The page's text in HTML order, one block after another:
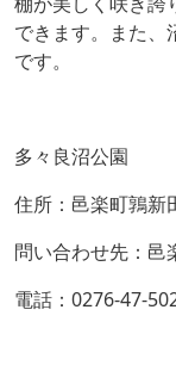
できます。また、
です。
多々良沼公園
住所：邑楽町鶉新
問い合わせ先：邑
電話：0276-47-